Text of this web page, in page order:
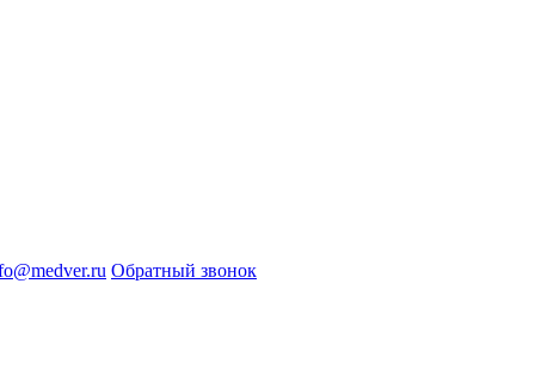
Обратный звонок